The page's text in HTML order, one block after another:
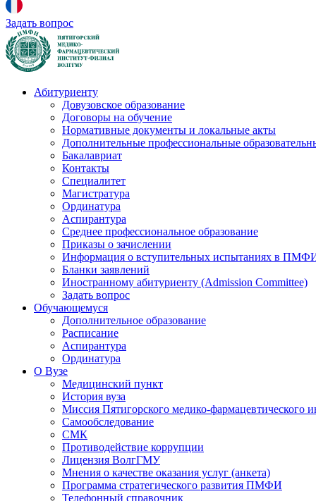
Задать вопрос
Абитуриенту
Довузовское образование
Договоры на обучение
Нормативные документы и локальные акты
Дополнительные профессиональные
Бакалавриат
Контакты
Специалитет
Магистратура
Ординатура
Аспирантура
Среднее профессиональное образование
Приказы о зачислении
Информация о вступительных испытаниях в
Бланки заявлений
Иностранному абитуриенту (Admission Committee)
Задать вопрос
Обучающемуся
Дополнительное образование
Расписание
Аспирантура
Ординатура
О Вузе
Медицинский пункт
История вуза
Миссия Пятигорского медико-фармацевтического
Самообследование
СМК
Противодействие коррупции
Лицензия ВолгГМУ
Мнения о качестве оказания услуг (анкета)
Программа стратегического развития ПМФИ
Телефонный справочник